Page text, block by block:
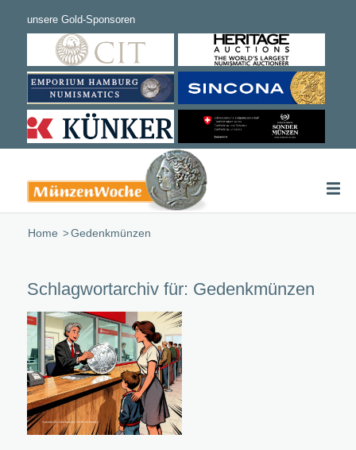
Home /Gedenkmünzen
Schlagwortarchiv für: Gedenkmünzen